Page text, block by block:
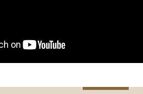
ビバラエティ『